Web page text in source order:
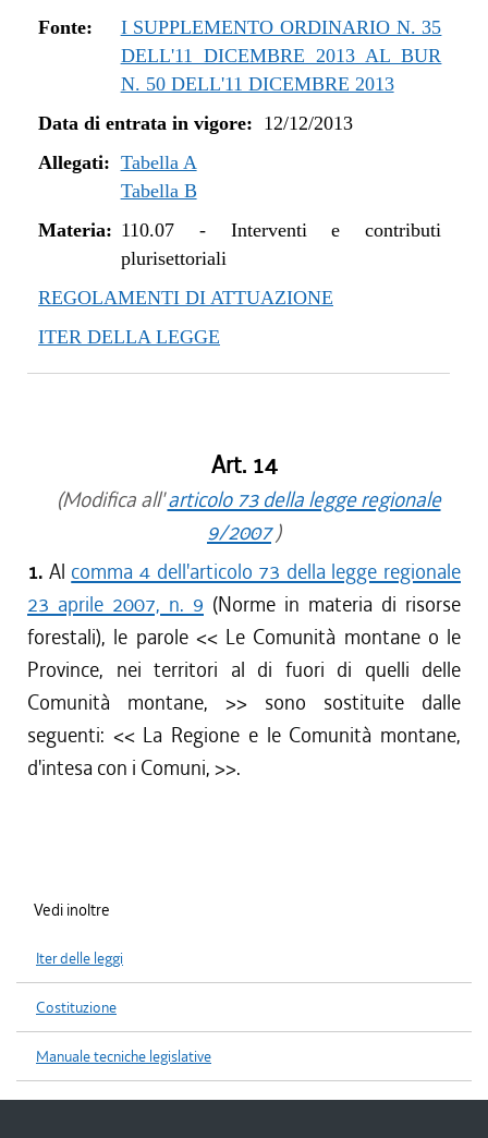
dal 21/05/2015 al 10/08/2015
dal 26/02/2015 al 20/05/2015
dal 07/01/2015 al 25/02/2015
dal 06/11/2014 al 19/11/2014
dal 22/05/2014 al 05/11/2014
dal 11/04/2014 al 21/05/2014
dal 28/03/2014 al 10/04/2014
dal 12/12/2013 al 27/03/2014
Fonte:
I SUPPLEMENTO ORDINARIO N. 35
DELL'11 DICEMBRE 2013 AL BUR
N. 50 DELL'11 DICEMBRE 2013
Data di entrata in vigore: 12/12/2013
Allegati: Tabella A
Tabella B
Materia: 110.07- Interventi e contributi
plurisettoriali
REGOLAMENTI DI ATTUAZIONE
ITER DELLA LEGGE
Art. 14
(Modifica all'articolo 73 della legge regionale
9/2007)
1. Al comma 4 dell'articolo 73 della legge regionale
23 aprile 2007, n. 9 (Norme in materia di risorse
forestali), le parole << Le Comunità montane o le
Province, nei territori al di fuori di quelli delle
Comunità montane, >> sono sostituite dalle
seguenti: << La Regione e le Comunità montane,
d'intesa con i Comuni, >>.
Vedi inoltre
Iter delle leggi
Costituzione
Manuale tecniche legislative